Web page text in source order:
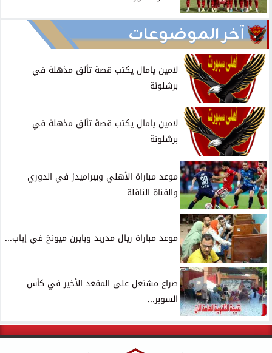
آخر الموضوعات
لامين يامال يكتب قصة تألق مذهلة في
برشلونة
لامين يامال يكتب قصة تألق مذهلة في
برشلونة
موعد مباراة الأهلي وبيراميدز في الدوري
والقناة الناقلة
موعد مباراة ريال مدريد وبايرن ميونخ في إياب...
صراع مشتعل على المقعد الأخير في كأس
السوبر...